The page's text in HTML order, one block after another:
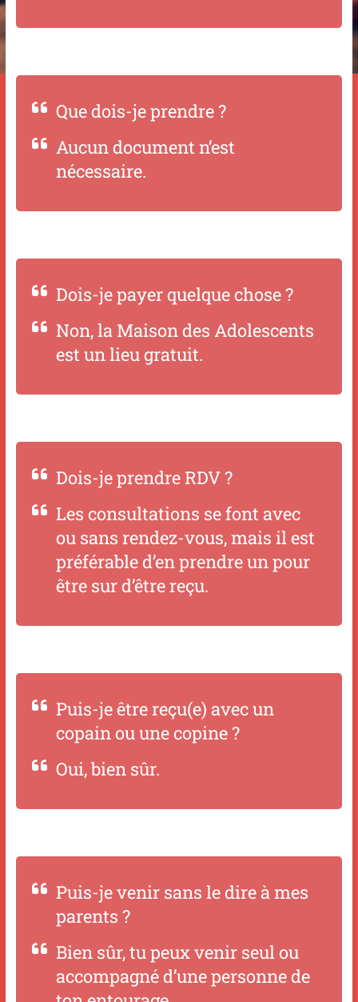
Que dois-je prendre ?
Aucun document n’est
nécessaire.
Dois-je payer quelque chose ?
Non, la Maison des Adolescents
est un lieu gratuit.
Dois-je prendre RDV ?
Les consultations se font avec
ou sans rendez-vous, mais il est
préférable d’en prendre un pour
être sur d’être reçu.
Puis-je être reçu(e) avec un
copain ou une copine ?
Oui, bien sûr.
Puis-je venir sans le dire à mes
parents ?
Bien sûr, tu peux venir seul ou
accompagné d’une personne de